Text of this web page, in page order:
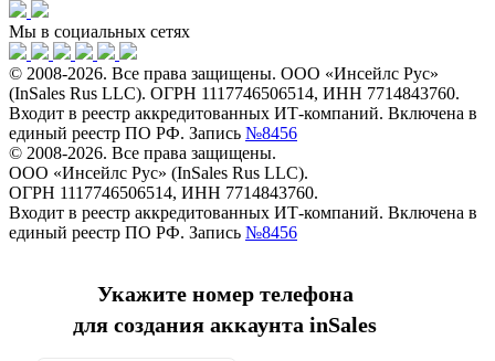
Мы в социальных сетях
© 2008-2026. Все права защищены. ООО «Инсейлс Рус»
(InSales Rus LLC). ОГРН 1117746506514, ИНН 7714843760.
Входит в реестр аккредитованных ИТ-компаний. Включена в
единый реестр ПО РФ. Запись №8456
© 2008-2026. Все права защищены.
ООО «Инсейлс Рус» (InSales Rus LLC).
ОГРН 1117746506514, ИНН 7714843760.
Входит в реестр аккредитованных ИТ-компаний. Включена в
единый реестр ПО РФ. Запись №8456
Укажите номер телефона
для создания аккаунта inSales